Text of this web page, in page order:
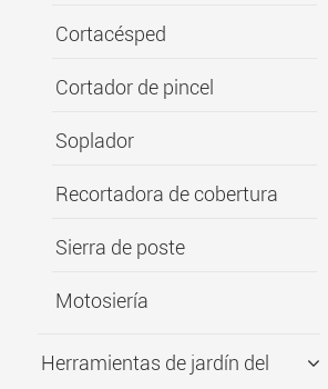
Cortacésped
Cortador de pincel
Soplador
Recortadora de cobertura
Sierra de poste
Motosiería
Herramientas de jardín del